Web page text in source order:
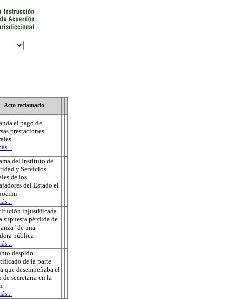
Acto reclamado
el pago de
prestaciones
del Instituto de
y Servicios
de los
del Estado el
injustificada
supuesta pérdida de
de una
pública
despido
de la parte
que desempeñaba el
de secretaria en la